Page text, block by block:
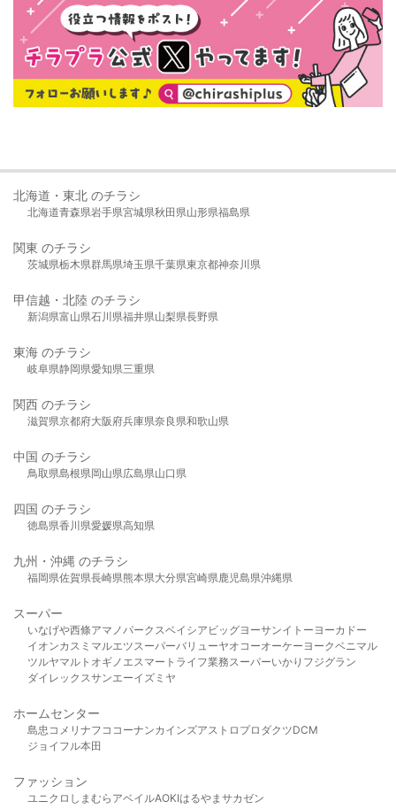
北海道・東北 のチラシ
北海道青森県岩手県宮城県秋田県山形県福島県
関東 のチラシ
茨城県栃木県群馬県埼玉県千葉県東京都神奈川県
甲信越・北陸 のチラシ
新潟県富山県石川県福井県山梨県長野県
東海 のチラシ
岐阜県静岡県愛知県三重県
関西 のチラシ
滋賀県京都府大阪府兵庫県奈良県和歌山県
中国 のチラシ
鳥取県島根県岡山県広島県山口県
四国 のチラシ
徳島県香川県愛媛県高知県
九州・沖縄 のチラシ
福岡県佐賀県長崎県熊本県大分県宮崎県鹿児島県沖縄県
スーパー
いなげや西條アマノパークスベイシア ビッグヨーサンイトーヨーカドー
イオンカスミ マルエツスーパーバリューヤオコーオーケー ヨークベニマル
ツルヤマルト オギノ エスマート ライフ業務スーパーいかり フジグラン
ダイレックスサンエーイズミヤ
ホームセンター
島忠 コメリ ナフコ コーナンカインズアストロプロダクツDCM
ジョイフル本田
ファッション
ユニクロ しまむら アベイルAOKIはるやま サカゼン